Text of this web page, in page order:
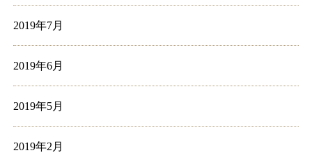
2019年7月
2019年6月
2019年5月
2019年2月